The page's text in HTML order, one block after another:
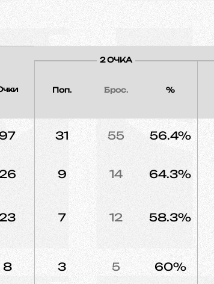
2 ОЧКА
Поп. Брос. %
31 55 56.4%
9 14 64.3%
7 12 58.3%
8 3 5 60%